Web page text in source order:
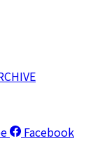
Facebook